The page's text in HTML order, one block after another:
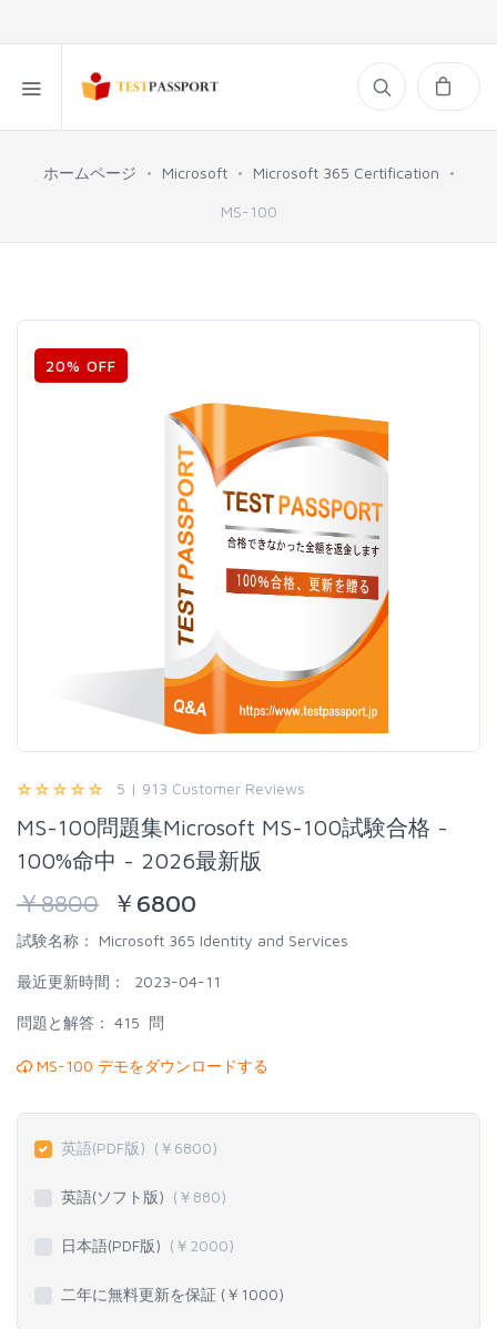
ホームページ Microsoft Microsoft 365 Certification
MS-100
20% OFF
5 | 913 Customer Reviews
MS-100問題集Microsoft MS-100試験合格 -
100%命中 - 2026最新版
￥8800 ￥ 6800
試験名称： Microsoft 365 Identity and Services
最近更新時間： 2023-04-11
問題と解答： 415 問
MS-100 デモをダウンロードする
英語(PDF版) (￥ 6800)
英語(ソフト版) (￥ 880)
日本語(PDF版) (￥ 2000)
二年に無料更新を保証 (￥ 1000)